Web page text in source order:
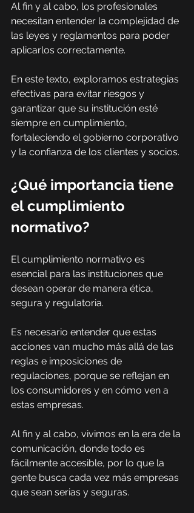
Al fin y al cabo, los profesionales
necesitan entender la complejidad de
las leyes y reglamentos para poder
aplicarlos correctamente.
En este texto, exploramos estrategias
efectivas para evitar riesgos y
garantizar que su institución esté
siempre en cumplimiento,
fortaleciendo el gobierno corporativo
y la confianza de los clientes y socios.
¿Qué importancia tiene
el cumplimiento
normativo?
El cumplimiento normativo es
esencial para las instituciones que
desean operar de manera ética,
segura y regulatoria.
Es necesario entender que estas
acciones van mucho más allá de las
reglas e imposiciones de
regulaciones, porque se reflejan en
los consumidores y en cómo ven a
estas empresas.
Al fin y al cabo, vivimos en la era de la
comunicación, donde todo es
fácilmente accesible, por lo que la
gente busca cada vez más empresas
que sean serias y seguras.